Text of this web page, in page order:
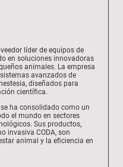
líder de equipos de
en soluciones innovadoras
animales. La empresa
avanzados de
diseñados para
científica.
ha consolidado como un
el mundo en sectores
Sus productos,
invasiva CODA, son
animal y la eficiencia en